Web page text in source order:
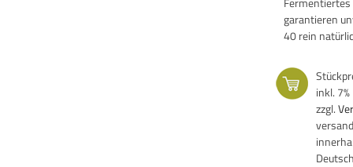
garantieren
40 rein
inkl.
zzgl.